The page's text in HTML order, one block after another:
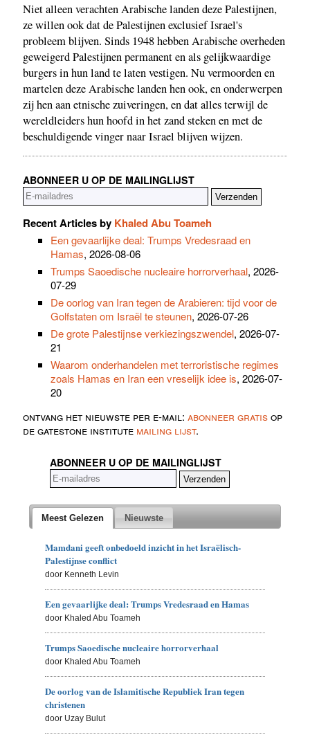
Niet alleen verachten Arabische landen deze Palestijnen,
ze willen ook dat de Palestijnen exclusief Israel's
probleem blijven. Sinds 1948 hebben Arabische overheden
geweigerd Palestijnen permanent en als gelijkwaardige
burgers in hun land te laten vestigen. Nu vermoorden en
martelen deze Arabische landen hen ook, en onderwerpen
zij hen aan etnische zuiveringen, en dat alles terwijl de
wereldleiders hun hoofd in het zand steken en met de
beschuldigende vinger naar Israel blijven wijzen.
ABONNEER U OP DE MAILINGLIJST
Recent Articles by Khaled Abu Toameh
Een gevaarlijke deal: Trumps Vredesraad en
Hamas, 2026-08-06
Trumps Saoedische nucleaire horrorverhaal, 2026-
07-29
De oorlog van Iran tegen de Arabieren: tijd voor de
Golfstaten om Israël te steunen, 2026-07-26
De grote Palestijnse verkiezingszwendel, 2026-07-
21
Waarom onderhandelen met terroristische regimes
zoals Hamas en Iran een vreselijk idee is, 2026-07-
20
ontvang het nieuwste per e-mail: abonneer gratisop
de gatestone institute mailing lijst.
ABONNEER U OP DE MAILINGLIJST
Meest Gelezen Nieuwste
Mamdani geeft onbedoeld inzicht in het Israëlisch-
Palestijnse conflict
door Kenneth Levin
Een gevaarlijke deal: Trumps Vredesraad en Hamas
door Khaled Abu Toameh
Trumps Saoedische nucleaire horrorverhaal
door Khaled Abu Toameh
De oorlog van de Islamitische Republiek Iran tegen
christenen
door Uzay Bulut